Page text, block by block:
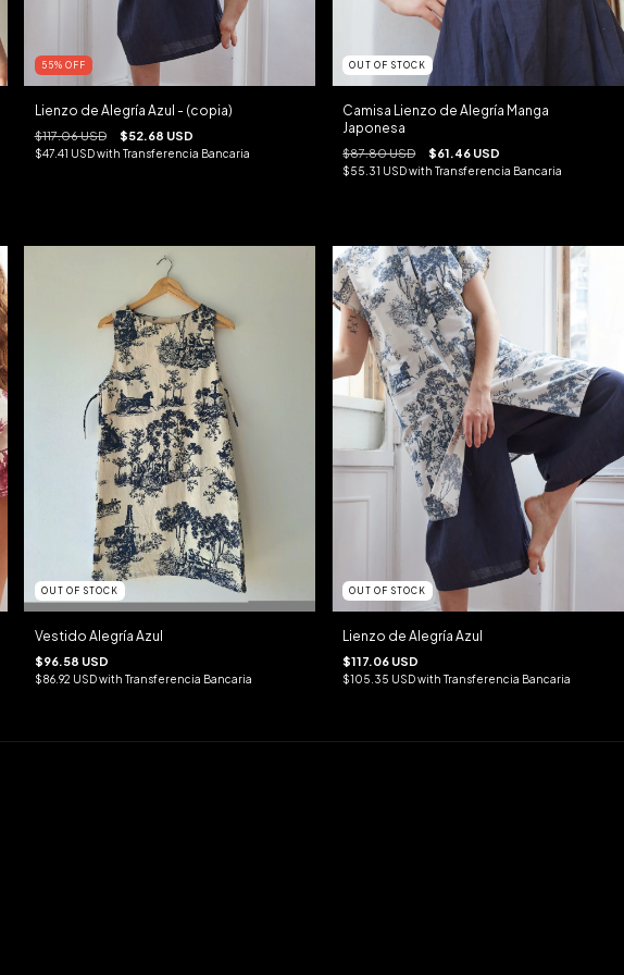
55% OFF
Lienzo de Alegría Azul - (copia)
$117.06 USD $52.68 USD
$47.41 USDwith Transferencia Bancaria
OUT OF STOCK
Camisa Lienzo de Alegría Manga
Japonesa
$87.80 USD $61.46 USD
$55.31 USDwith Transferencia Bancaria
OUT OF STOCK
Vestido Alegría Azul
$96.58 USD
$86.92 USDwith Transferencia Bancaria
OUT OF STOCK
Lienzo de Alegría Azul
$117.06 USD
$105.35 USDwith Transferencia Bancaria